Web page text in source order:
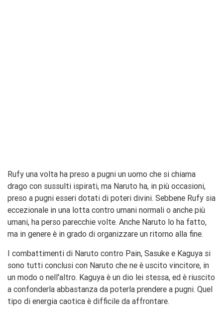
Rufy una volta ha preso a pugni un uomo che si chiama
drago con sussulti ispirati, ma Naruto ha, in più occasioni,
preso a pugni esseri dotati di poteri divini. Sebbene Rufy sia
eccezionale in una lotta contro umani normali o anche più
umani, ha perso parecchie volte. Anche Naruto lo ha fatto,
ma in genere è in grado di organizzare un ritorno alla fine.
I combattimenti di Naruto contro Pain, Sasuke e Kaguya si
sono tutti conclusi con Naruto che ne è uscito vincitore, in
un modo o nell'altro. Kaguya è un dio lei stessa, ed è riuscito
a confonderla abbastanza da poterla prendere a pugni. Quel
tipo di energia caotica è difficile da affrontare.